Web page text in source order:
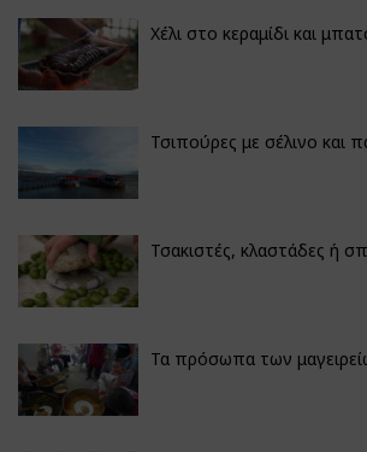
Χέλι στο κεραμίδι και
Τσιπούρες με σέλινο και
Τσακιστές, κλαστάδες ή
Τα πρόσωπα των